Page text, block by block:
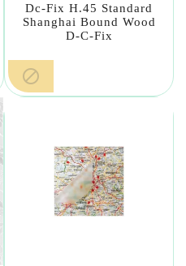
Dc-Fix H.45 Standard
Shanghai Bound Wood
D-C-Fix
